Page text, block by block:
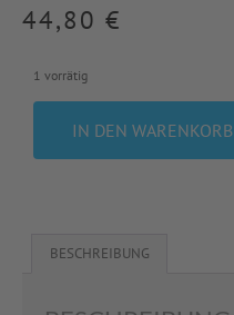
44,80 €
1 vorrätig
IN DEN WARENKORB
BESCHREIBUNG